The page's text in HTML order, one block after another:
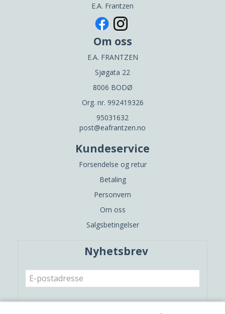
E.A. Frantzen
Om oss
E.A. FRANTZEN
Sjøgata 22
8006 BODØ
Org. nr. 992419326
95031632
post@eafrantzen.no
Kundeservice
Forsendelse og retur
Betaling
Personvern
Om oss
Salgsbetingelser
Nyhetsbrev